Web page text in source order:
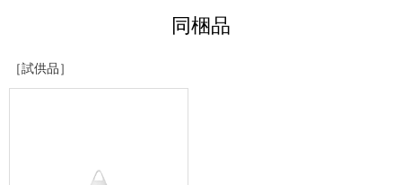
同梱品
［試供品］